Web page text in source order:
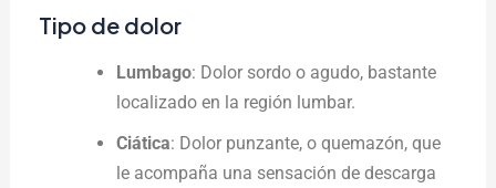
Tipo de dolor
Lumbago: Dolor sordo o agudo, bastante
localizado en la región lumbar.
Ciática: Dolor punzante, o quemazón, que
le acompaña una sensación de descarga